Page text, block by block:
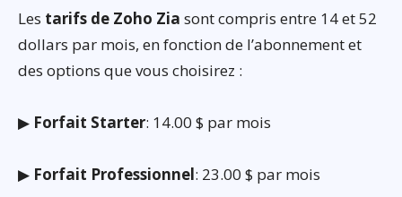
Les tarifs de Zoho Zia sont compris entre 14 et 52
dollars par mois, en fonction de l’abonnement et
des options que vous choisirez :
▶ Forfait Starter: 14.00 $ par mois
▶ Forfait Professionnel: 23.00 $ par mois